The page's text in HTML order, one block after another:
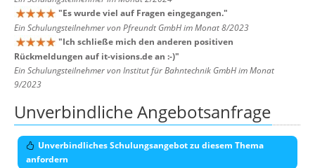
"Es wurde viel auf Fragen eingegangen."
Ein Schulungsteilnehmer von Pfreundt GmbH im Monat 8/2023
"Ich schließe mich den anderen positiven
Rückmeldungen auf it-visions.de an :-)"
Ein Schulungsteilnehmer von Institut für Bahntechnik GmbH im Monat
9/2023
Unverbindliche Angebotsanfrage
Unverbindliches Schulungsangebot zu diesem Thema
anfordern